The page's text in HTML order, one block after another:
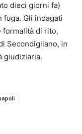
dieci giorni fa)
fuga. Gli indagati
formalità di rito,
Secondigliano, in
giudiziaria.